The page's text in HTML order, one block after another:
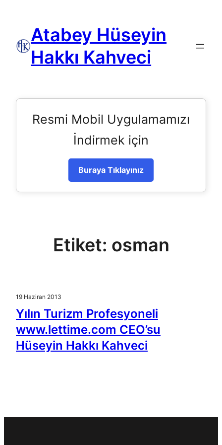
Atabey Hüseyin
Hakkı Kahveci
Resmi Mobil Uygulamamızı
İndirmek için
Buraya Tıklayınız
Etiket: osman
19 Haziran 2013
Yılın Turizm Profesyoneli
www.lettime.com CEO’su
Hüseyin Hakkı Kahveci